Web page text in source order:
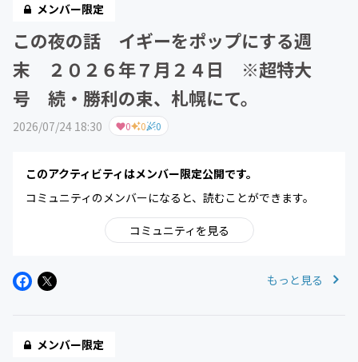
メンバー限定
この夜の話 イギーをポップにする週
末 ２０２６年７月２４日 ※超特大
号 続・勝利の束、札幌にて。
2026/07/24 18:30 0 0 0
このアクティビティはメンバー限定公開です。
コミュニティのメンバーになると、読むことができます。
コミュニティを見る
もっと見る
メンバー限定